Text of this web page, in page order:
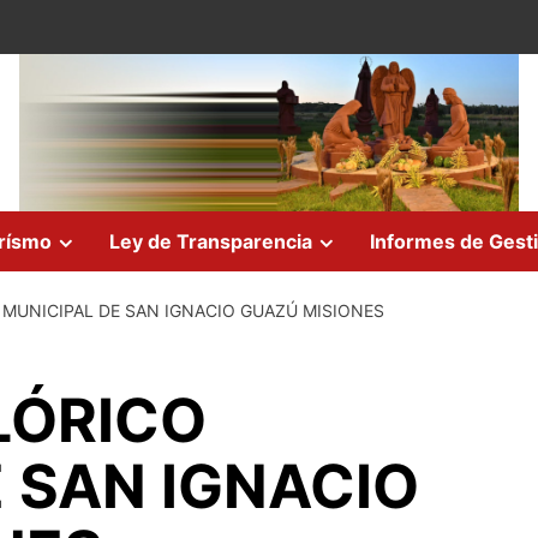
Ley de Transparencia Informes de
DE SAN IGNACIO GUAZÚ MISIONES
IGNACIO